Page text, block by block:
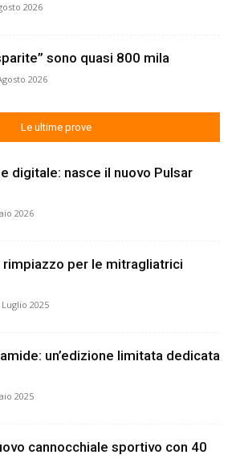
2026
sono quasi 800 mila
2026
Le ultime prove
digitale: nasce il nuovo Pulsar
2026
rimpiazzo per le mitragliatrici
Luglio 2025
un’edizione limitata dedicata
2025
cannocchiale sportivo con 40